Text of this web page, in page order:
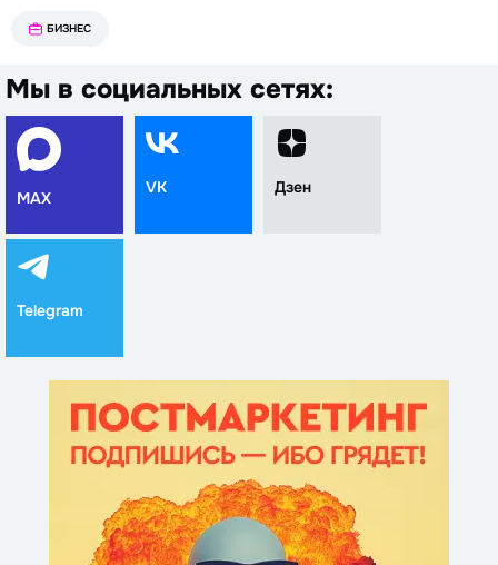
БИЗНЕС
Мы в социальных сетях:
MAX
VK Дзен
Telegram